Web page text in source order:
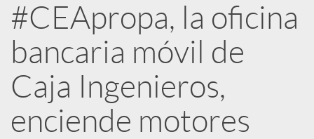
b
l
i
#CEApropa, la oficina
bancaria móvil de
Caja Ingenieros,
enciende motores